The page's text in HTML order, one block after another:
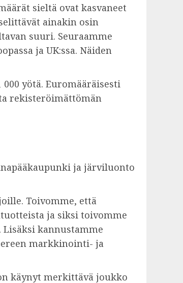
sieltä ovat kasvaneet
ainakin osin
suuri. Seuraamme
ja UK:ssa. Näiden
yötä. Euromääräisesti
rekisteröimättömän
ja järviluonto
Toivomme, että
ja siksi toivomme
kannustamme
markkinointi- ja
käynyt merkittävä joukko